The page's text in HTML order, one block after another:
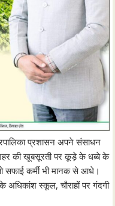
प्रशासन अपने संसाधन
की खूबसूरती पर कूड़े के धब्बे के
सफाई कर्मी भी मानक से आधे।
अधिकांश स्कूल, चौराहों पर गंदगी